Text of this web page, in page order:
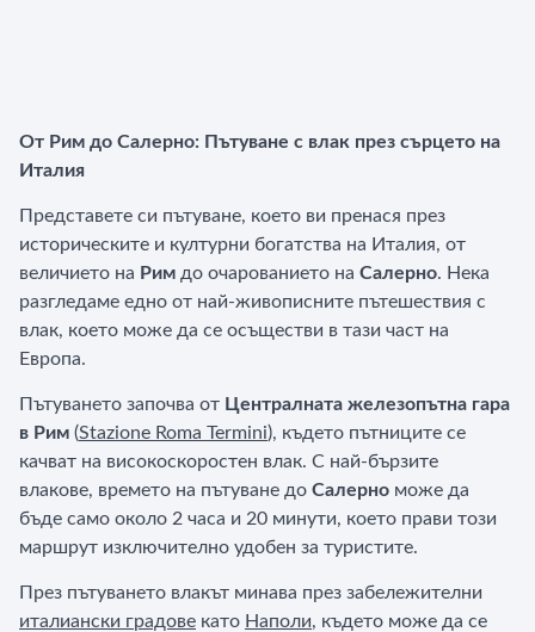
От Рим до Салерно: Пътуване с влак през сърцето на
Италия
Представете си пътуване, което ви пренася през
историческите и културни богатства на Италия, от
величието на Рим до очарованието на Салерно. Нека
разгледаме едно от най-живописните пътешествия с
влак, което може да се осъществи в тази част на
Европа.
Пътуването започва от Централната железопътна гара
в Рим (Stazione Roma Termini), където пътниците се
качват на високоскоростен влак. С най-бързите
влакове, времето на пътуване до Салерно може да
бъде само около 2 часа и 20 минути, което прави този
маршрут изключително удобен за туристите.
През пътуването влакът минава през забележителни
италиански градове като Наполи, където може да се